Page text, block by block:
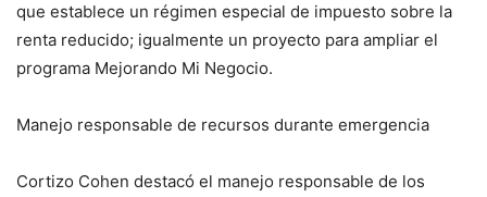
que establece un régimen especial de impuesto sobre la
renta reducido; igualmente un proyecto para ampliar el
programa Mejorando Mi Negocio.
Manejo responsable de recursos durante emergencia
Cortizo Cohen destacó el manejo responsable de los